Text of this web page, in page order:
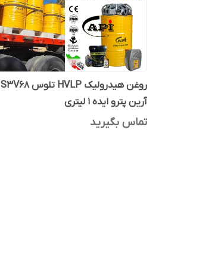
روغن هیدرولیک HVLP تلوس S3V68
آرین پترو ایده 1 لیتری
تماس بگیرید